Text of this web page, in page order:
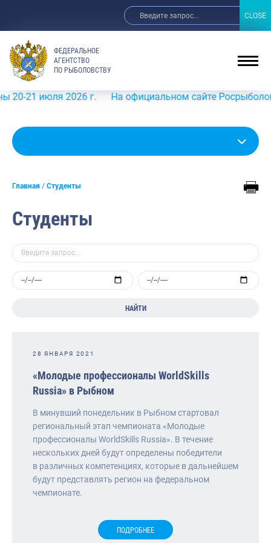
ФЕДЕРАЛЬНОЕ
АГЕНТСТВО
ПО РЫБОЛОВСТВУ
2026 г. На официальном сайте Росрыболовства в
Главная Студенты
Студенты
НАЙТИ
28 ЯНВАРЯ 2021
«Молодые профессионалы WorldSkills
Russia» в Рыбном
В минувший понедельник в Рыбном стартовал
региональный этап чемпионата «Молодые
профессионалы WorldSkills Russia». В течение
нескольких дней будут определены победители
в различных компетенциях, которые в дальнейшем
будут представлять регион на федеральном
чемпионате.
ПОДРОБНЕЕ
CLOSE
CLOSE